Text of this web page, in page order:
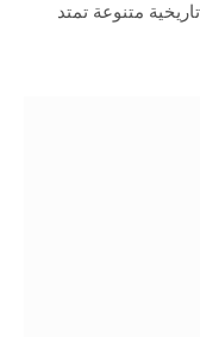
متنوعة تمتد